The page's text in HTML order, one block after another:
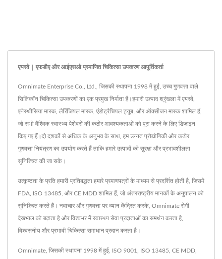
एयरवे | एफडीए और आईएसओ प्रमाणित चिकित्सा उपकरण आपूर्तिकर्ता
Omnimate Enterprise Co., Ltd., जिसकी स्थापना 1998 में हुई, उच्च गुणवत्ता वाले
सिलिकॉन चिकित्सा उपकरणों का एक प्रमुख निर्माता है।हमारी उत्पाद श्रृंखला में एयरवे,
एनेस्थीसिया मास्क, लैरिंजियल मास्क, एंडोट्रैचियल ट्यूब, और ऑक्सीजन मास्क शामिल हैं,
जो सभी वैश्विक स्वास्थ्य पेशेवरों की कठोर आवश्यकताओं को पूरा करने के लिए डिज़ाइन
किए गए हैं।दो दशकों से अधिक के अनुभव के साथ, हम उन्नत प्रौद्योगिकी और कठोर
गुणवत्ता नियंत्रण का उपयोग करते हैं ताकि हमारे उत्पादों की सुरक्षा और प्रभावशीलता
सुनिश्चित की जा सके।
उत्कृष्टता के प्रति हमारी प्रतिबद्धता हमारे प्रमाणपत्रों के माध्यम से प्रदर्शित होती है, जिसमें
FDA, ISO 13485, और CE MDD शामिल हैं, जो अंतरराष्ट्रीय मानकों के अनुपालन को
सुनिश्चित करते हैं। नवाचार और गुणवत्ता पर ध्यान केंद्रित करके, Omnimate रोगी
देखभाल को बढ़ाता है और विश्वभर में स्वास्थ्य सेवा प्रदाताओं का समर्थन करता है,
विश्वसनीय और प्रभावी चिकित्सा समाधान प्रदान करता है।
Omnimate, जिसकी स्थापना 1998 में हुई, ISO 9001, ISO 13485, CE MDD,